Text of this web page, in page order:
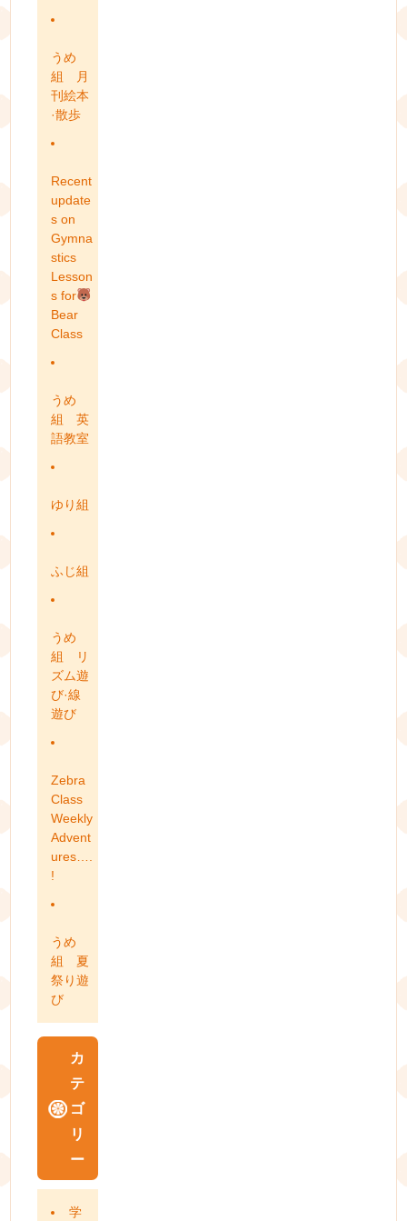
うめ
組 月
刊絵本
·散歩
Recent
update
s on
Gymna
stics
Lesson
s for
Bear
Class
うめ
組 英
語教室
ゆり組
ふじ組
うめ
組 リ
ズム遊
び·線
遊び
Zebra
Class
Weekly
Advent
ures….
!
うめ
組 夏
祭り遊
び
カ
テ
ゴ
リ
ー
学